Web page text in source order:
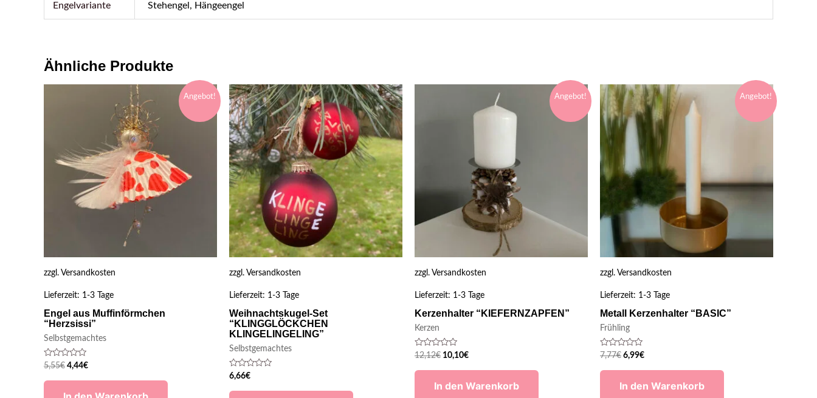
Engelvariante Stehengel, Hängeengel
Ähnliche Produkte
Angebot!
zzgl. Versandkosten
Lieferzeit: 1-3 Tage
Engel aus Muffinförmchen
“Herzsissi”
Selbstgemachtes
Bewertet
mit
0
5,55€ 4,44€
zzgl. Versandkosten
Lieferzeit: 1-3 Tage
Weihnachtskugel-Set
“KLINGGLÖCKCHEN
KLINGELINGELING”
Selbstgemachtes
Bewertet
mit
0
6,66€
Angebot!
zzgl. Versandkosten
Lieferzeit: 1-3 Tage
Kerzenhalter “KIEFERNZAPFEN”
Kerzen
Bewertet
mit
0
12,12€ 10,10€
In den Warenkorb
Angebot!
zzgl. Versandkosten
Lieferzeit: 1-3 Tage
Metall Kerzenhalter “BASIC”
Frühling
Bewertet
mit
0
7,77€ 6,99€
In den Warenkorb